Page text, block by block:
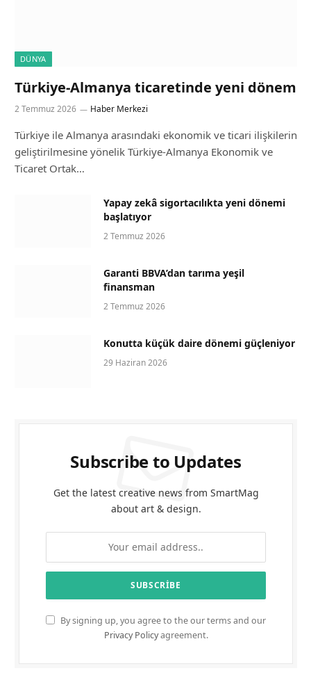
DÜNYA
Türkiye-Almanya ticaretinde yeni dönem
2 Temmuz 2026 Haber Merkezi
Türkiye ile Almanya arasındaki ekonomik ve ticari ilişkilerin
geliştirilmesine yönelik Türkiye-Almanya Ekonomik ve
Ticaret Ortak…
Yapay zekâ sigortacılıkta yeni dönemi
başlatıyor
2 Temmuz 2026
Garanti BBVA’dan tarıma yeşil
finansman
2 Temmuz 2026
Konutta küçük daire dönemi güçleniyor
29 Haziran 2026
Subscribe to Updates
Get the latest creative news from SmartMag
about art & design.
By signing up, you agree to the our terms and our
Privacy Policyagreement.